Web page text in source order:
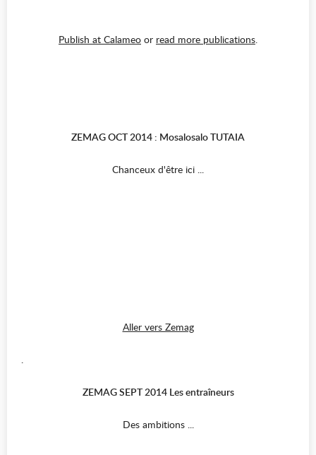
Publish at Calameo or read more publications.
ZEMAG OCT 2014 : Mosalosalo TUTAIA
Chanceux d'être ici ...
Aller vers Zemag
.
ZEMAG SEPT 2014 Les entraîneurs
Des ambitions ...